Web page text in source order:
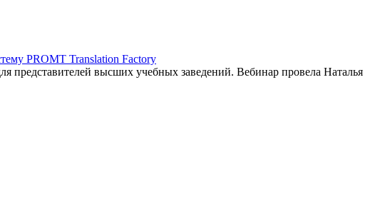
PROMT Translation Factory
представителей высших учебных заведений. Вебинар провела Наталья